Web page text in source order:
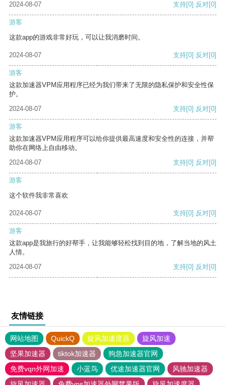
2024-08-07
支持[0] 反对[0]
游客
这款app的游戏非常好玩，可以让我消磨时间。
2024-08-07 支持[0] 反对[0]
游客
这款加速器VPM应用程序已经为我们带来了无限的隐私保护和安全性保
护。
2024-08-07
支持[0] 反对[0]
游客
这款加速器VPM应用程序可以给你提供最高速度和安全性的连接，并帮
助你在网络上自由移动。
2024-08-07
支持[0] 反对[0]
游客
这个软件我非常喜欢
2024-08-07 支持[0] 反对[0]
游客
这款app是我旅行的好帮手，让我能够轻松找到目的地，了解当地的风土
人情。
2024-08-07
支持[0] 反对[0]
友情链接
网站地图 QuickQ 旋风加速度器
旋风加速
坚果加速器
tiktok加速器
狗急加速器官网
免费vqn外网加速
小蓝鸟 优途加速器官网
风驰加速器